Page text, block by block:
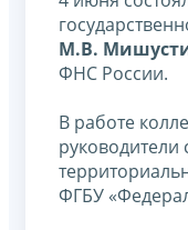
М.В.
ФНС России.
В работе
руководители
ФГБУ